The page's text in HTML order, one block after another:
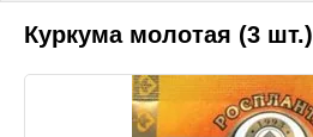
Куркума молотая (3 шт.)